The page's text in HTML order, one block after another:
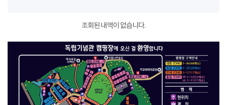
조회된 내역이 없습니다.